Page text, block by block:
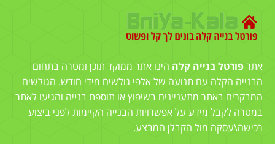
אתר פורטל בנייה קלה הינו אתר ממוקד תוכן ומטרה בתחום
הבנייה הקלה עם תנועה של אלפי גולשים מידי חודש. הגולשים
המבקרים באתר מתעניינים בשיפוץ או תוספת בנייה והגיעו לאתר
במטרה לקבל מידע על אפשרויות הבנייה הקיימות לפני ביצוע
רכישה\עסקה מול הקבלן המבצע.